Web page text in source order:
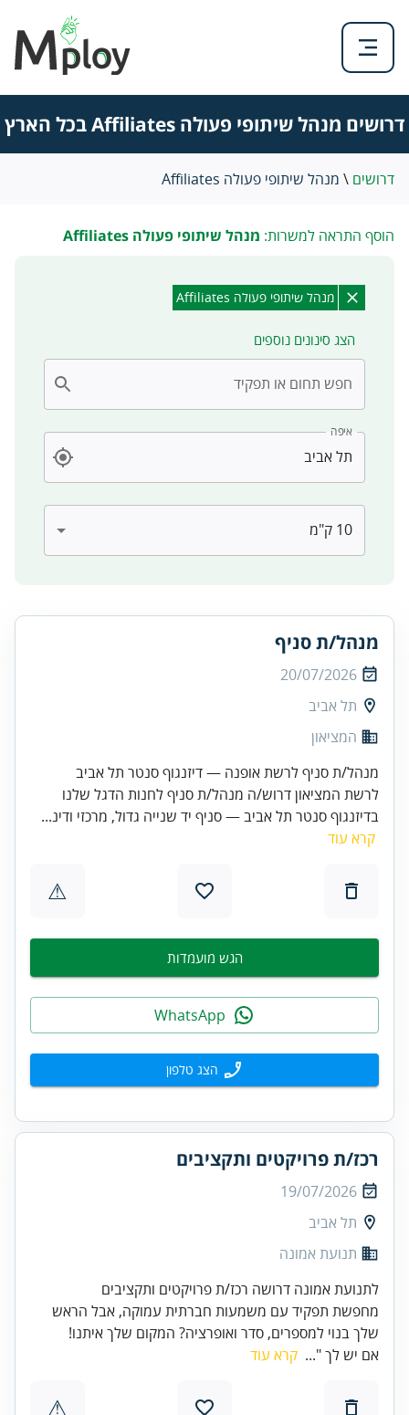
דרושים מנהל שיתופי פעולה Affiliates בכל הארץ
דרושים \ מנהל שיתופי פעולה Affiliates
הוסף התראה למשרות: מנהל שיתופי פעולה Affiliates
מנהל שיתופי פעולה Affiliates
הצג סינונים נוספים
חפש תחום או תפקיד
איפה
מנהל/ת סניף
20/07/2026
תל אביב
המציאון
מנהל/ת סניף לרשת אופנה — דיזנגוף סנטר תל אביב
לרשת המציאון דרוש/ה מנהל/ת סניף לחנות הדגל שלנו
בדיזנגוף סנטר תל אביב — סניף יד שנייה גדול, מרכזי ודינ...
קרא עוד
⚠
הגש מועמדות
הצג טלפון
רכז/ת פרויקטים ותקציבים
19/07/2026
תל אביב
תנועת אמונה
לתנועת אמונה דרושה רכז/ת פרויקטים ותקציבים
מחפשת תפקיד עם משמעות חברתית עמוקה, אבל הראש
שלך בנוי למספרים, סדר ואופרציה? המקום שלך איתנו!
אם יש לך "... קרא עוד
⚠